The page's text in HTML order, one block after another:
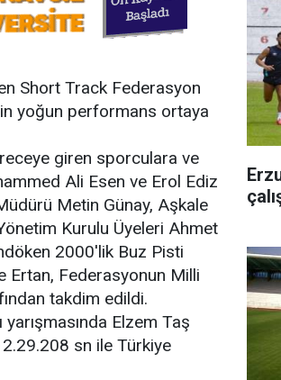
Short Track Federasyon
yoğun performans ortaya
giren sporculara ve
Ali Esen ve Erol Ediz
Metin Günay, Aşkale
Kurulu Üyeleri Ahmet
2000'lik Buz Pisti
Ertan, Federasyonun Milli
takdim edildi.
Elzem Taş
sn ile Türkiye